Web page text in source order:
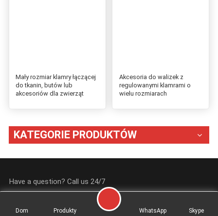
Mały rozmiar klamry łączącej
do tkanin, butów lub
akcesoriów dla zwierząt
Akcesoria do walizek z
regulowanymi klamrami o
wielu rozmiarach
KATEGORIE PRODUKTÓW
Have a question? Call us 24/7
+86 15880776060
Dom Produkty Skype
WhatsApp